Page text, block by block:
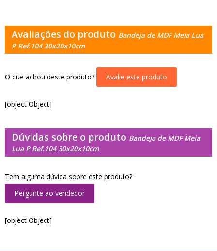
Avaliações do produto Bandeja de MDF Meia Lua
P Ref.104 30x20x10cm
O que achou deste produto? Avalie este produto
[object Object]
Dúvidas sobre o produto Bandeja de MDF Meia
Lua P Ref.104 30x20x10cm
Tem alguma dúvida sobre este produto?
Pergunte ao vendedor
[object Object]